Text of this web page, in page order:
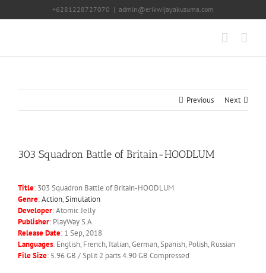
+6281228727070 | admin@erikwijayakusuma.com
Previous Next
303 Squadron Battle of Britain-HOODLUM
Title: 303 Squadron Battle of Britain-HOODLUM
Genre:Action,Simulation
Developer: Atomic Jelly
Publisher: PlayWay S.A.
Release Date: 1 Sep, 2018
Languages: English, French, Italian, German, Spanish, Polish, Russian
File Size: 5.96 GB / Split 2 parts 4.90 GB Compressed